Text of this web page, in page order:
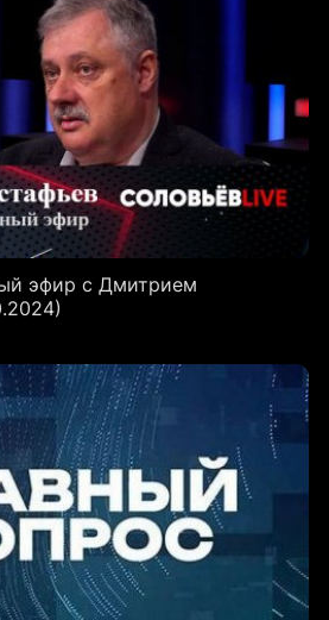
эфир с Дмитрием